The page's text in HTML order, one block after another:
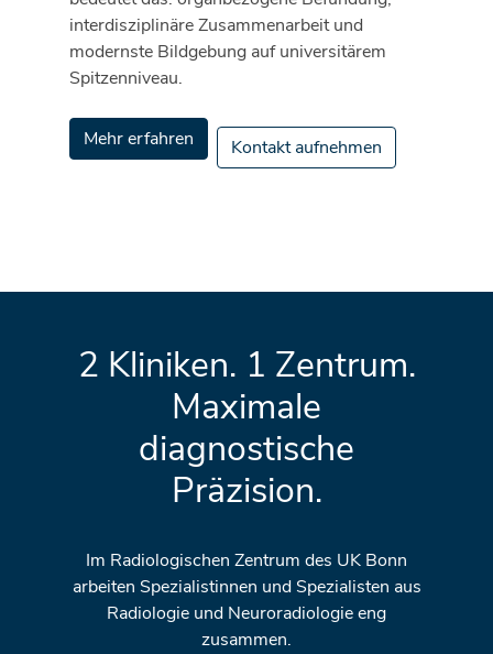
interdisziplinäre Zusammenarbeit und
modernste Bildgebung auf universitärem
Spitzenniveau.
Mehr erfahren Kontakt aufnehmen
2 Kliniken. 1 Zentrum.
Maximale
diagnostische
Präzision.
Im Radiologischen Zentrum des UK Bonn
arbeiten Spezialistinnen und Spezialisten aus
Radiologie und Neuroradiologie eng
zusammen.